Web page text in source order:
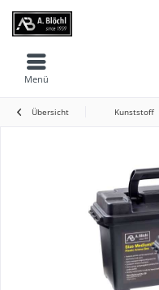
Menü
Übersicht Kunststoff